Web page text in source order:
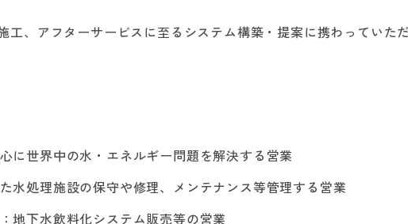
工、アフターサービスに至るシステム構築・提案に携わっていただ
に世界中の水・エネルギー問題を解決する営業
水処理施設の保守や修理、メンテナンス等管理する営業
地下水飲料化システム販売等の営業